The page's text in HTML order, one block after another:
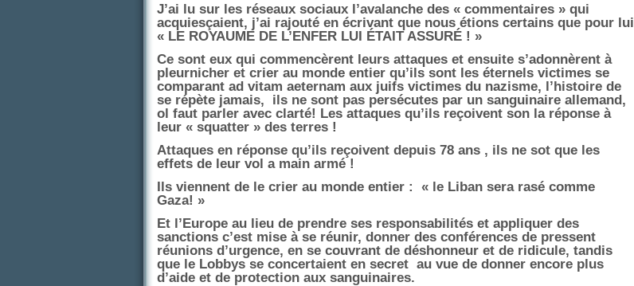
J’ai lu sur les réseaux sociaux l’avalanche des « commentaires » qui
acquiesçaient, j’ai rajouté en écrivant que nous étions certains que pour lui
« LE ROYAUME DE L’ENFER LUI ÉTAIT ASSURÉ ! »
Ce sont eux qui commencèrent leurs attaques et ensuite s’adonnèrent à
pleurnicher et crier au monde entier qu’ils sont les éternels victimes se
comparant ad vitam aeternam aux juifs victimes du nazisme, l’histoire de
se répète jamais, ils ne sont pas persécutes par un sanguinaire allemand,
ol faut parler avec clarté! Les attaques qu’ils reçoivent son la réponse à
leur « squatter » des terres !
Attaques en réponse qu’ils reçoivent depuis 78 ans , ils ne sot que les
effets de leur vol a main armé !
Ils viennent de le crier au monde entier : « le Liban sera rasé comme
Gaza! »
Et l’Europe au lieu de prendre ses responsabilités et appliquer des
sanctions c’est mise à se réunir, donner des conférences de pressent
réunions d’urgence, en se couvrant de déshonneur et de ridicule, tandis
que le Lobbys se concertaient en secret au vue de donner encore plus
d’aide et de protection aux sanguinaires.